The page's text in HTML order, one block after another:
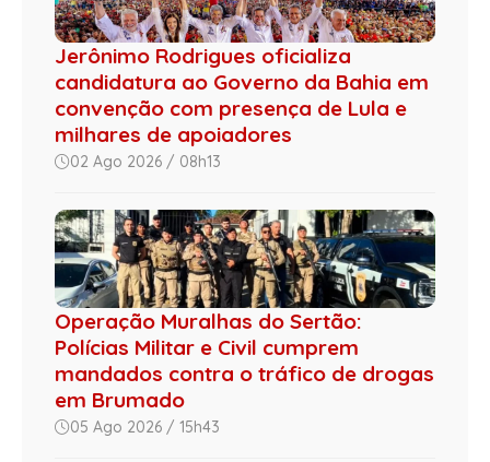
Jerônimo Rodrigues oficializa
candidatura ao Governo da Bahia em
convenção com presença de Lula e
milhares de apoiadores
02 Ago 2026 / 08h13
Operação Muralhas do Sertão:
Polícias Militar e Civil cumprem
mandados contra o tráfico de drogas
em Brumado
05 Ago 2026 / 15h43